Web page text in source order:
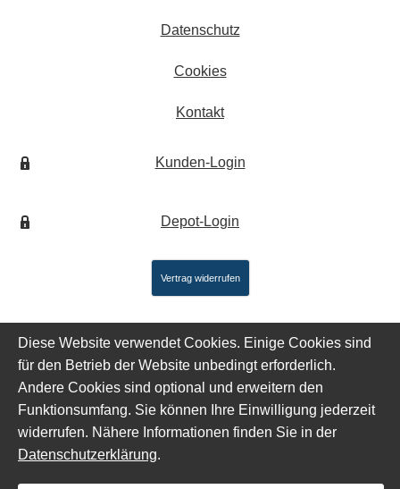
Datenschutz
Cookies
Kontakt
Kunden-Login
Depot-Login
Vertrag widerrufen
Diese Website verwendet Cookies. Einige Cookies sind
für den Betrieb der Website unbedingt erforderlich.
Andere Cookies sind optional und erweitern den
Funktionsumfang. Sie können Ihre Einwilligung jederzeit
widerrufen. Nähere Informationen finden Sie in der
Datenschutzerklärung.